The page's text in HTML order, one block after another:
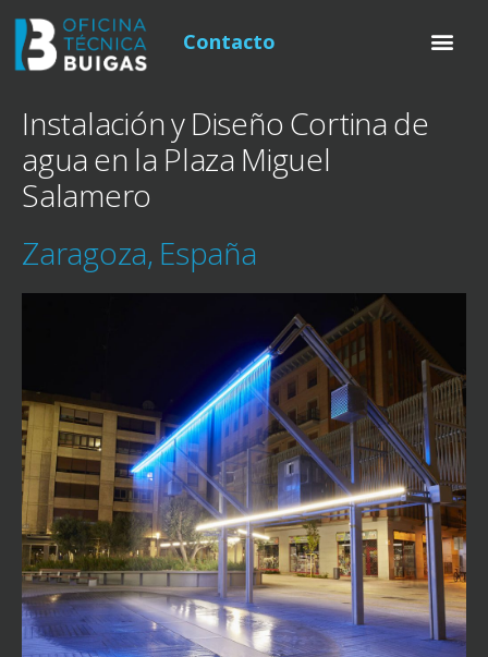
Contacto
Instalación y Diseño Cortina de
agua en la Plaza Miguel
Salamero
Zaragoza, España